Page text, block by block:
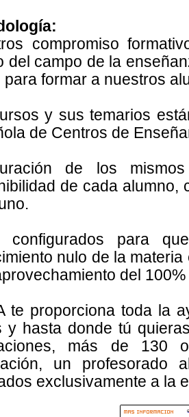
compromiso
del campo de la
para formar a nuestros
y sus temarios
de Centros de
de los
de cada alumno,
configurados para
nulo de la
del
te proporciona toda la
y hasta donde tú
más de 130
un profesorado
exclusivamente a la